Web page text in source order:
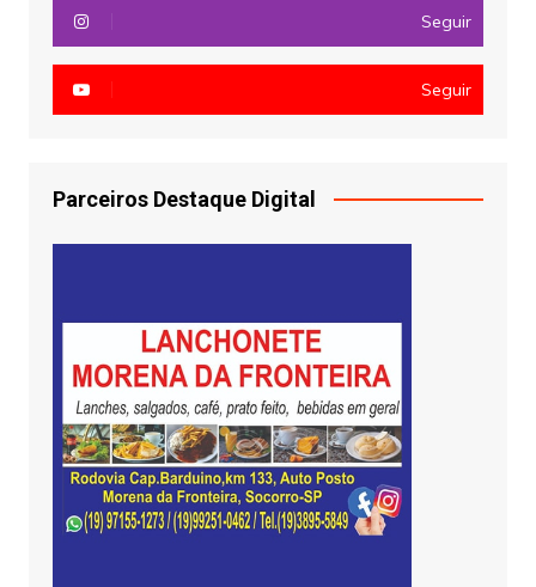
Seguir
Seguir
Parceiros Destaque Digital